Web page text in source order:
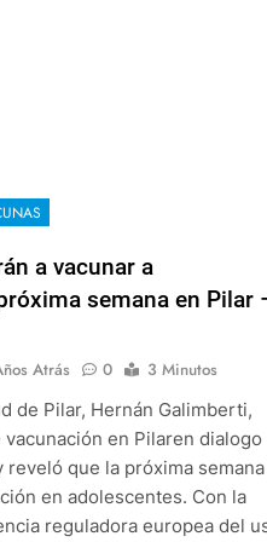
a vacunar a
semana en Pilar
Atrás 0
3 Minutos
de Pilar, Hernán Galimberti,
en Pilaren dialogo
reveló que la próxima semana
en adolescentes. Con la
reguladora europea del